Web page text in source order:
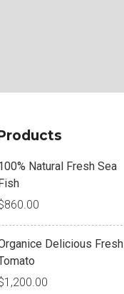
Natural Fresh Sea
860.00
Delicious Fresh
1,200.00